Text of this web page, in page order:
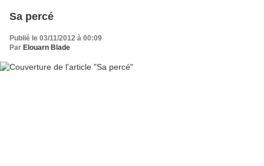
Sa percé
Publié le 03/11/2012 à 00:09
Par Elouarn Blade